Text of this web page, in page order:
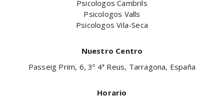
Psicologos Cambrils
Psicologos Valls
Psicologos Vila-Seca
Nuestro Centro
Passeig Prim, 6, 3º 4ª Reus, Tarragona, España
Horario